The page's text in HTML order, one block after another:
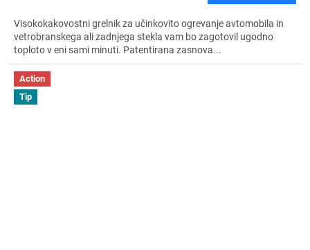
Visokokakovostni grelnik za učinkovito ogrevanje avtomobila in
vetrobranskega ali zadnjega stekla vam bo zagotovil ugodno
toploto v eni sami minuti. Patentirana zasnova...
Action
Tip